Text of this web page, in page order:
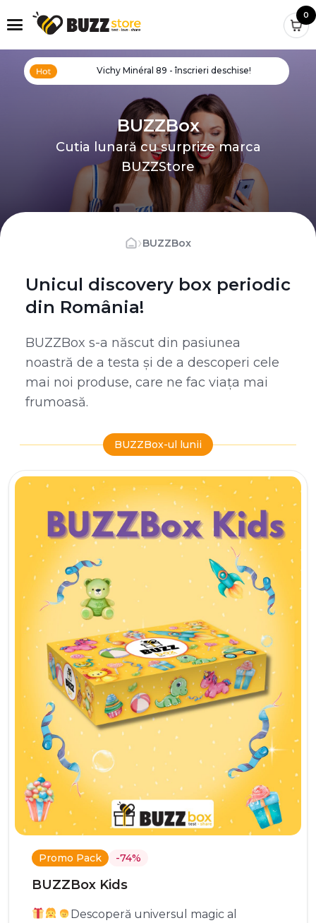
0
Vichy Minéral 89 - înscrieri deschise!
BUZZBox
Cutia lunară cu surprize marca
BUZZStore
›BUZZBox
Unicul discovery box periodic
din România!
BUZZBox s-a născut din pasiunea
noastră de a testa și de a descoperi cele
mai noi produse, care ne fac viața mai
frumoasă.
BUZZBox-ul lunii
Promo Pack -74%
BUZZBox Kids
Descoperă universul magic al